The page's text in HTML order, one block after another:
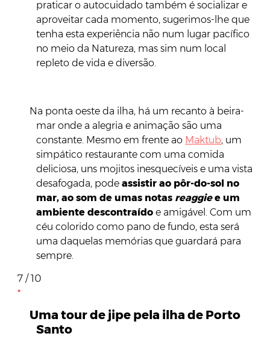
praticar o autocuidado também é socializar e
aproveitar cada momento, sugerimos-lhe que
tenha esta experiência não num lugar pacífico
no meio da Natureza, mas sim num local
repleto de vida e diversão.
Na ponta oeste da ilha, há um recanto à beira-
mar onde a alegria e animação são uma
constante. Mesmo em frente ao Maktub, um
simpático restaurante com uma comida
deliciosa, uns mojitos inesquecíveis e uma vista
desafogada, pode assistir ao pôr-do-sol no
mar, ao som de umas notas reaggiee um
ambiente descontraído e amigável. Com um
céu colorido como pano de fundo, esta será
uma daquelas memórias que guardará para
sempre.
7 / 10
Uma tour de jipe pela ilha de Porto
Santo